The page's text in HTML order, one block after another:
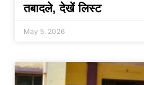
तबादले, देखें लिस्ट
May 5, 2026